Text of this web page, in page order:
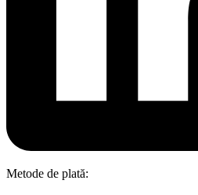
Metode de plată: